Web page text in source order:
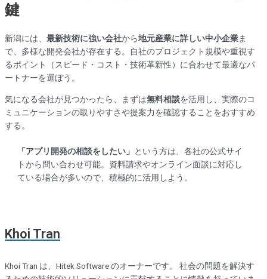
鍵
新潟には、 最新技術に強い会社から地元産業に詳しい中小企業ま
で、多様な開発会社が存在する。自社のプロジェクト規模や重視す
るポイント（スピード・コスト・技術革新性）に合わせて最適なパ
ートナーを選ぼう。
気になる会社が見つかったら、まずは無料相談を活用し、実際のコ
ミュニケーションの取りやすさや提案力を確認することをおすすめ
する。
「アプリ開発の相談をしたい」 という方は、各社の公式サイ
トから問い合わせ可能。資料請求やオンライン面談に対応し
ている場合が多いので、積極的に活用しよう。
Khoi Tran
Khoi Tran は、Hitek Software のオーナーです。 社会の問題を解決す